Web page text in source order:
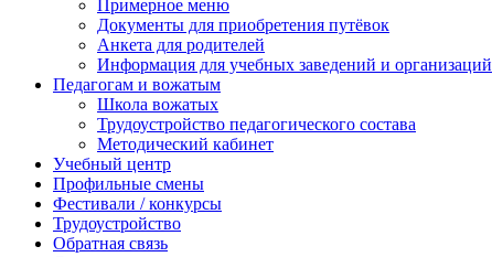
Примерное меню
Документы для приобретения путёвок
Анкета для родителей
Информация для учебных заведений и организаций
Педагогам и вожатым
Школа вожатых
Трудоустройство педагогического состава
Методический кабинет
Учебный центр
Профильные смены
Фестивали / конкурсы
Трудоустройство
Обратная связь